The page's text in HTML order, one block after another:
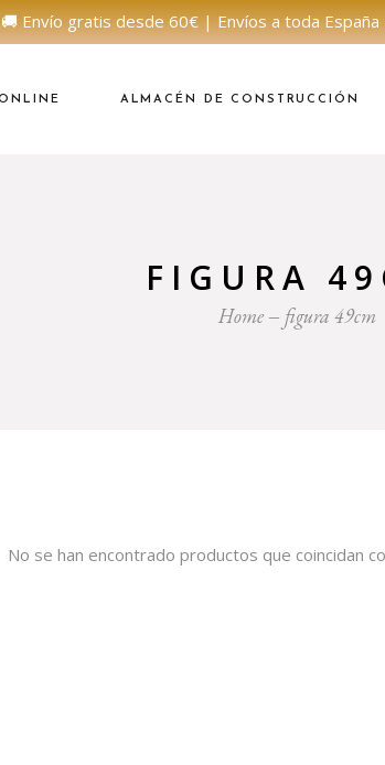
🚚 Envío gratis desde 60€ | Envíos a toda
ALMACÉN DE CONSTRUCCIÓN
FIGURA
Home figura 49cm
No se han encontrado productos que coincidan